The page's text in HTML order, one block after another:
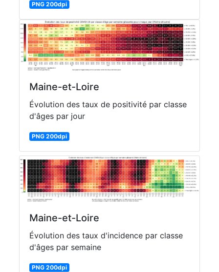
PNG 200dpi
Maine-et-Loire
Évolution des taux de positivité par classe
d'âges par jour
PNG 200dpi
Maine-et-Loire
Évolution des taux d'incidence par classe
d'âges par semaine
PNG 200dpi